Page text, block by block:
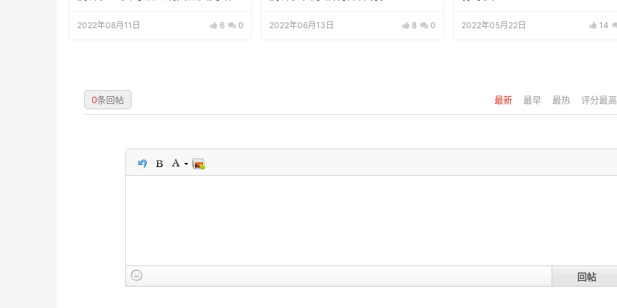
2022年08月11日 6 0 2022年06月13日 8 0 2022年05月22日 14
最新 最早 最热 评分最高
0条回帖
回帖